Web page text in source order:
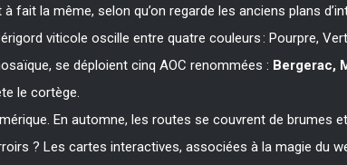
fait la même, selon qu’on regarde les anciens plans
viticole oscille entre quatre couleurs : Pourpre,
se déploient cinq AOC renommées : Bergerac,
le cortège.
En automne, les routes se couvrent de
? Les cartes interactives, associées à la magie du